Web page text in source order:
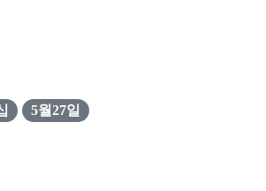
5월27일